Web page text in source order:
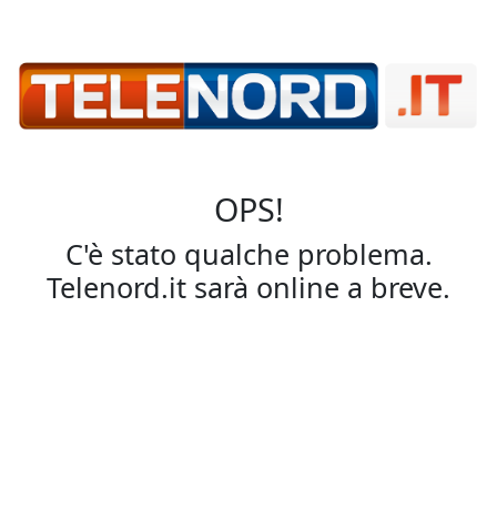
OPS!
C'è stato qualche problema.
Telenord.it sarà online a breve.